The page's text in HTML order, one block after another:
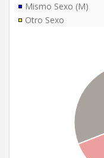
Mismo Sexo (M)
Otro Sexo